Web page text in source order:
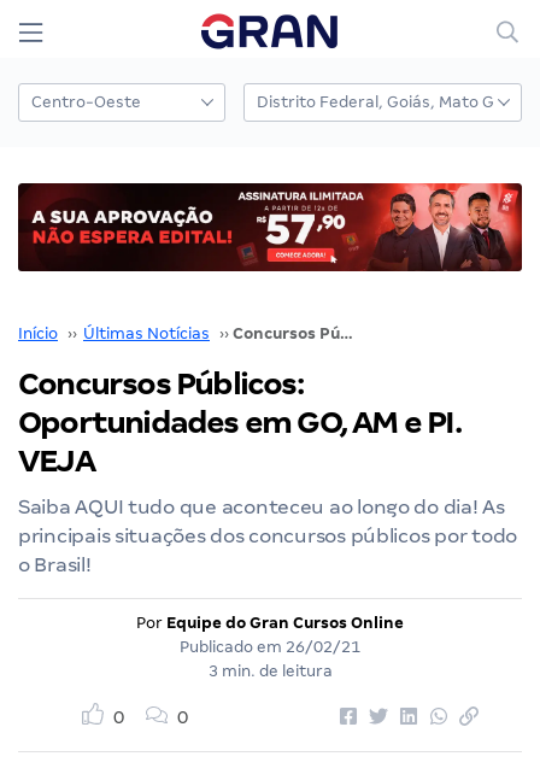
Início ›› Últimas Notícias ›› Concursos Públicos: Oportunidades em GO, AM e PI. VEJA
Concursos Públicos:
Oportunidades em GO, AM e PI.
VEJA
Saiba AQUI tudo que aconteceu ao longo do dia! As
principais situações dos concursos públicos por todo
o Brasil!
Por Equipe do Gran Cursos Online
Publicado em 26/02/21
3 min. de leitura
0 0